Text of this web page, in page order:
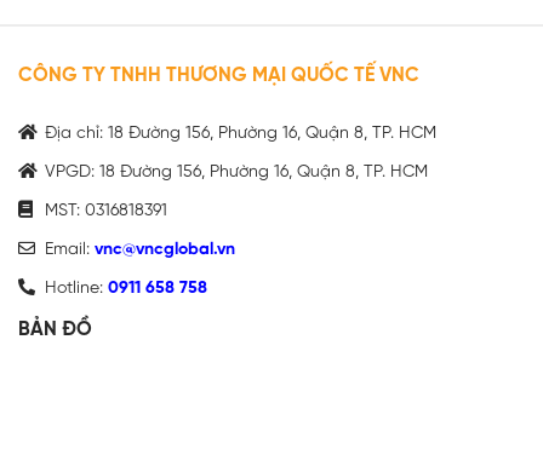
CÔNG TY TNHH THƯƠNG MẠI QUỐC TẾ VNC
Địa chỉ: 18 Đường 156, Phường 16, Quận 8, TP. HCM
VPGD: 18 Đường 156, Phường 16, Quận 8, TP. HCM
MST: 0316818391
Email: vnc@vncglobal.vn
Hotline: 0911 658 758
BẢN ĐỒ